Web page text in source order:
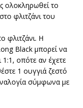
ολοκληρωθεί το
φλιτζάνι του
φλιτζάνι. Η
Black μπορεί να
1:1, οπότε αν έχετε
1 ουγγιά ζεστό
σύμφωνα με